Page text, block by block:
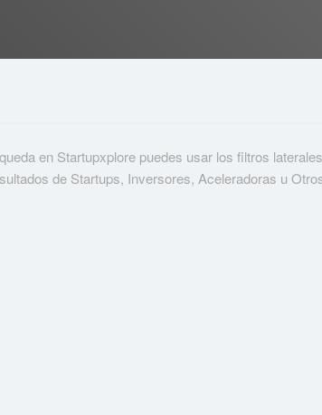
en Startupxplore puedes usar los filtros
de Startups, Inversores, Aceleradoras u